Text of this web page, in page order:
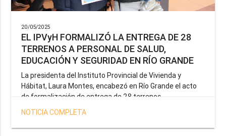
20/05/2025
EL IPVyH FORMALIZÓ LA ENTREGA DE 28
TERRENOS A PERSONAL DE SALUD,
EDUCACIÓN Y SEGURIDAD EN RÍO GRANDE
La presidenta del Instituto Provincial de Vivienda y
Hábitat, Laura Montes, encabezó en Río Grande el acto
de formalización de entrega de 28 terrenos
correspondientes a la operatoria especial anunciada por
el Gobernador Gustavo Melella, la cual tiene como
objetivo brindar una solución habitacional a docentes,
NOTICIA COMPLETA